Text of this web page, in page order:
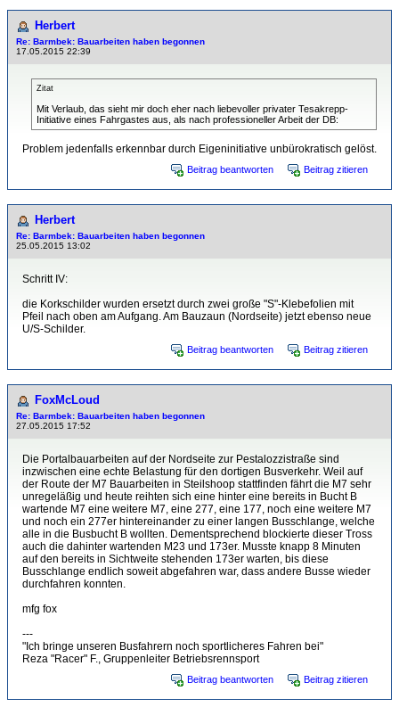
Herbert
Re: Barmbek: Bauarbeiten haben begonnen
17.05.2015 22:39
Zitat
Mit Verlaub, das sieht mir doch eher nach liebevoller privater Tesakrepp-
Initiative eines Fahrgastes aus, als nach professioneller Arbeit der DB:
Problem jedenfalls erkennbar durch Eigeninitiative unbürokratisch gelöst.
Beitrag beantworten Beitrag zitieren
Herbert
Re: Barmbek: Bauarbeiten haben begonnen
25.05.2015 13:02
Schritt IV:
die Korkschilder wurden ersetzt durch zwei große "S"-Klebefolien mit
Pfeil nach oben am Aufgang. Am Bauzaun (Nordseite) jetzt ebenso neue
U/S-Schilder.
Beitrag beantworten Beitrag zitieren
FoxMcLoud
Re: Barmbek: Bauarbeiten haben begonnen
27.05.2015 17:52
Die Portalbauarbeiten auf der Nordseite zur Pestalozzistraße sind
inzwischen eine echte Belastung für den dortigen Busverkehr. Weil auf
der Route der M7 Bauarbeiten in Steilshoop stattfinden fährt die M7 sehr
unregeläßig und heute reihten sich eine hinter eine bereits in Bucht B
wartende M7 eine weitere M7, eine 277, eine 177, noch eine weitere M7
und noch ein 277er hintereinander zu einer langen Busschlange, welche
alle in die Busbucht B wollten. Dementsprechend blockierte dieser Tross
auch die dahinter wartenden M23 und 173er. Musste knapp 8 Minuten
auf den bereits in Sichtweite stehenden 173er warten, bis diese
Busschlange endlich soweit abgefahren war, dass andere Busse wieder
durchfahren konnten.
mfg fox
---
"Ich bringe unseren Busfahrern noch sportlicheres Fahren bei"
Reza "Racer" F., Gruppenleiter Betriebsrennsport
Beitrag beantworten Beitrag zitieren